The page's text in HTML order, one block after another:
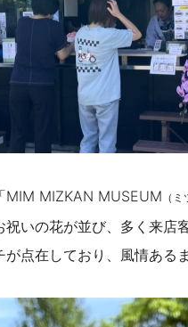
MIM MIZKAN MUSEUM （
いの花が並び、多く来店
が点在しており、風情ある